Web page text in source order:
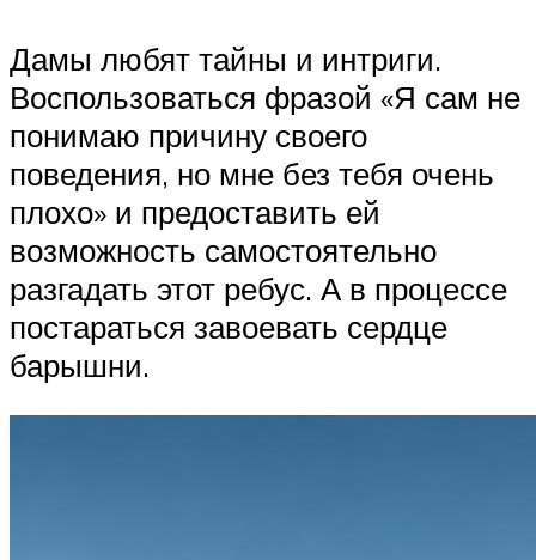
Дамы любят тайны и интриги.
Воспользоваться фразой «Я сам не
понимаю причину своего
поведения, но мне без тебя очень
плохо» и предоставить ей
возможность самостоятельно
разгадать этот ребус. А в процессе
постараться завоевать сердце
барышни.